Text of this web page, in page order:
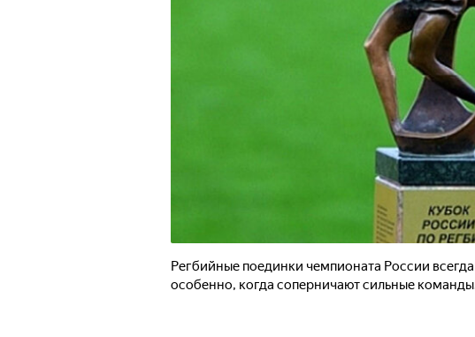
Регбийные поединки чемпионата России
особенно, когда соперничают сильные